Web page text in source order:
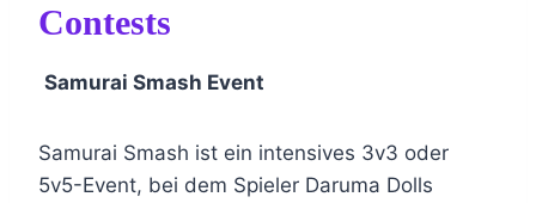
Contests
Samurai Smash Event
Samurai Smash ist ein intensives 3v3 oder
5v5-Event, bei dem Spieler Daruma Dolls